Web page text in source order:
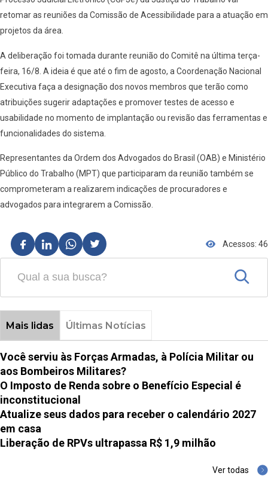
retomar as reuniões da Comissão de Acessibilidade para a atuação em
projetos da área.
A deliberação foi tomada durante reunião do Comitê na última terça-
feira, 16/8. A ideia é que até o fim de agosto, a Coordenação Nacional
Executiva faça a designação dos novos membros que terão como
atribuições sugerir adaptações e promover testes de acesso e
usabilidade no momento de implantação ou revisão das ferramentas e
funcionalidades do sistema.
Representantes da Ordem dos Advogados do Brasil (OAB) e Ministério
Público do Trabalho (MPT) que participaram da reunião também se
comprometeram a realizarem indicações de procuradores e
advogados para integrarem a Comissão.
Acessos: 46
Mais lidas Últimas Notícias
Você serviu às Forças Armadas, à Polícia Militar ou
aos Bombeiros Militares?
O Imposto de Renda sobre o Benefício Especial é
inconstitucional
Atualize seus dados para receber o calendário 2027
em casa
Liberação de RPVs ultrapassa R$ 1,9 milhão
Ver todas